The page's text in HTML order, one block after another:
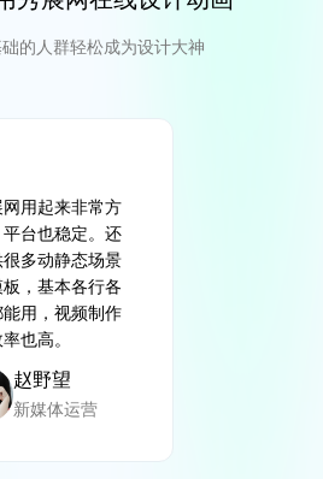
的人群轻松成为设计大神
网用起来非常方
平台也稳定。还
很多动静态场景
，基本各行各
能用，视频制作
也高。
赵野望
新媒体运营